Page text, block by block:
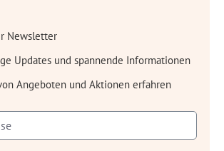
Newsletter
Updates und spannende Informationen
Angeboten und Aktionen erfahren